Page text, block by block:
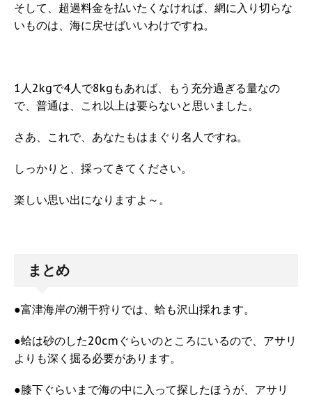
そして、超過料金を払いたくなければ、網に入り切らな
いものは、海に戻せばいいわけですね。
1人2kgで4人で8kgもあれば、もう充分過ぎる量なの
で、普通は、これ以上は要らないと思いました。
さあ、これで、あなたもはまぐり名人ですね。
しっかりと、採ってきてください。
楽しい思い出になりますよ～。
まとめ
●富津海岸の潮干狩りでは、蛤も沢山採れます。
●蛤は砂のした20cmぐらいのところにいるので、アサリ
よりも深く掘る必要があります。
●膝下ぐらいまで海の中に入って探したほうが、アサリ